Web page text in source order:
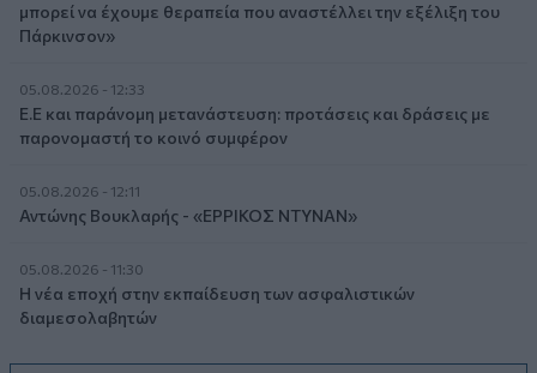
μπορεί να έχουμε θεραπεία που αναστέλλει την εξέλιξη του
Πάρκινσον»
05.08.2026 - 12:33
Ε.Ε και παράνομη μετανάστευση: προτάσεις και δράσεις με
παρονομαστή το κοινό συμφέρον
05.08.2026 - 12:11
Αντώνης Βουκλαρής - «ΕΡΡΙΚΟΣ ΝΤΥΝΑΝ»
05.08.2026 - 11:30
Η νέα εποχή στην εκπαίδευση των ασφαλιστικών
διαμεσολαβητών